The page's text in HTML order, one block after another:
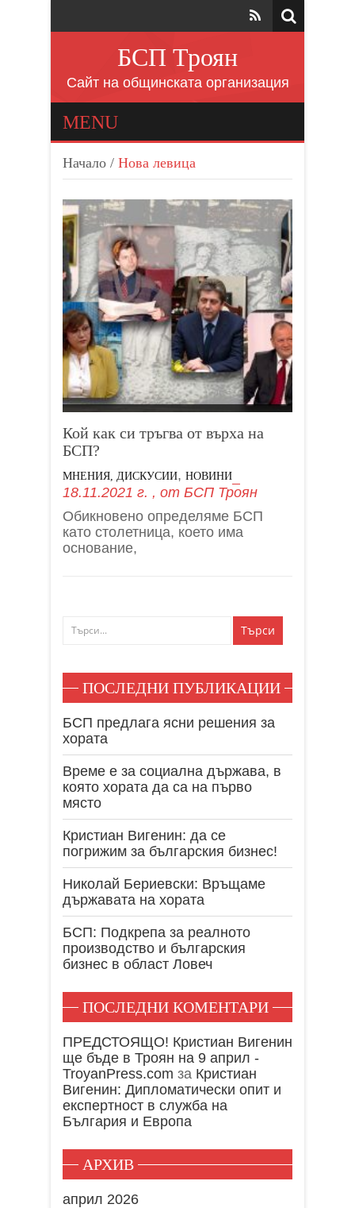
БСП Троян
Сайт на общинската организация
MENU
Начало / Нова левица
Кой как си тръгва от върха на
БСП?
МНЕНИЯ, ДИСКУСИИ, НОВИНИ
18.11.2021 г. , от БСП Троян
Обикновено определяме БСП
като столетница, което има
основание,
ПОСЛЕДНИ ПУБЛИКАЦИИ
БСП предлага ясни решения за
хората
Време е за социална държава, в
която хората да са на първо
място
Кристиан Вигенин: да се
погрижим за българския бизнес!
Николай Бериевски: Връщаме
държавата на хората
БСП: Подкрепа за реалното
производство и българския
бизнес в област Ловеч
ПОСЛЕДНИ КОМЕНТАРИ
ПРЕДСТОЯЩО! Кристиан Вигенин
ще бъде в Троян на 9 април -
TroyanPress.com за Кристиан
Вигенин: Дипломатически опит и
експертност в служба на
България и Европа
АРХИВ
април 2026